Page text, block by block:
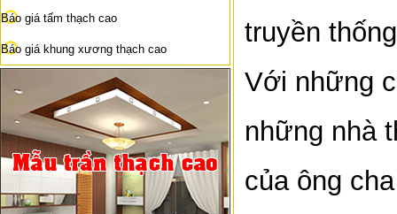
Báo giá tấm thạch cao
Báo giá khung xương thạch cao
truyền thống
Với những
những nhà
của ông